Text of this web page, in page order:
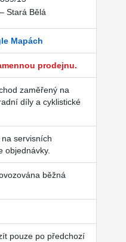
Stará Bělá
Mapách
prodejnu.
zaměřený na
díly a cyklistické
servisních
objednávky.
běžná
pouze po předchozí